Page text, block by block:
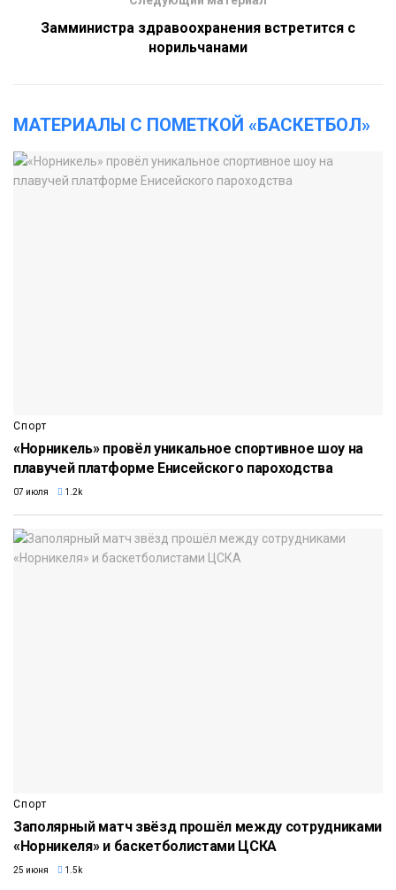
Замминистра здравоохранения встретится с
норильчанами
МАТЕРИАЛЫ С ПОМЕТКОЙ «БАСКЕТБОЛ»
Спорт
«Норникель» провёл уникальное спортивное шоу на
плавучей платформе Енисейского пароходства
07 июля 1.2k
Спорт
Заполярный матч звёзд прошёл между сотрудниками
«Норникеля» и баскетболистами ЦСКА
25 июня 1.5k